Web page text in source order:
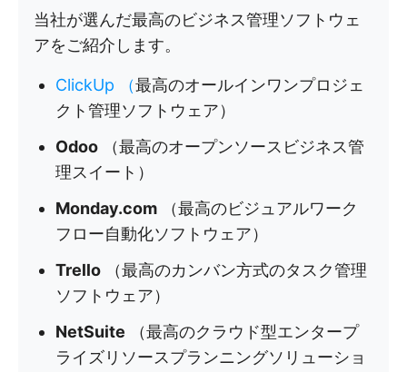
当社が選んだ最高のビジネス管理ソフトウェ
アをご紹介します。
ClickUp （最高のオールインワンプロジェ
クト管理ソフトウェア）
Odoo （最高のオープンソースビジネス管
理スイート）
Monday.com （最高のビジュアルワーク
フロー自動化ソフトウェア）
Trello （最高のカンバン方式のタスク管理
ソフトウェア）
NetSuite （最高のクラウド型エンタープ
ライズリソースプランニングソリューショ